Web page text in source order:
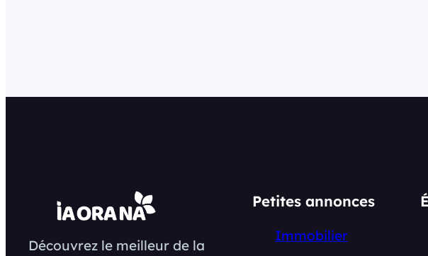
Découvrez le meilleur de la
Petites annonces
Immobilier